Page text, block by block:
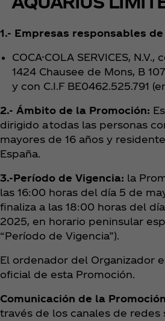
1.- Empresas responsables
COCA-COLA SERVICES,
1424 Chausee de Mons, B
y con C.I.F BE0462.525.791
2.- Ámbito de la Promoción:
dirigido a todas las personas
mayores de 16 años y
España.
3.-Período de Vigencia: la
las 16:00 horas del día 5 de
finaliza a las 18:00 horas del
2025, en horario peninsular
“Período de Vigencia”).
El ordenador del Organizador
oficial de esta Promoción.
Comunicación de la
través de los canales de redes